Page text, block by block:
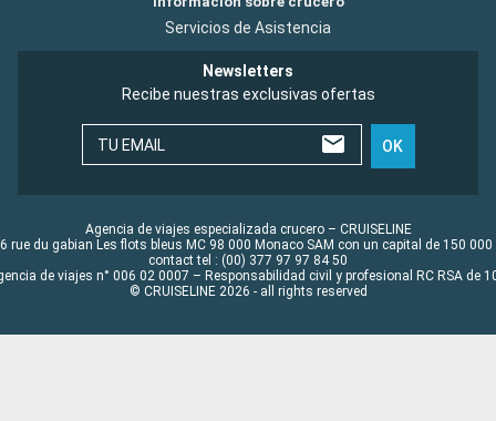
Servicios de Asistencia
Newsletters
Recibe nuestras exclusivas ofertas
TU EMAIL OK
Agencia de viajes especializada crucero – CRUISELINE
rue du gabian Les flots bleus MC 98 000 Monaco SAM con un capital de 150 000
contact tel : (00) 377 97 97 84 50
de viajes n° 006 02 0007 – Responsabilidad civil y profesional RC RSA de
© CRUISELINE 2026 - all rights reserved